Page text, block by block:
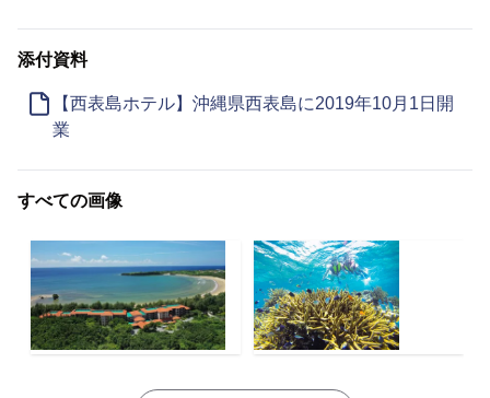
添付資料
【西表島ホテル】沖縄県西表島に2019年10月1日開
業
すべての画像